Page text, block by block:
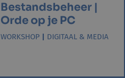
Bestandsbeheer |
Orde op je PC
WORKSHOP | DIGITAAL & MEDIA